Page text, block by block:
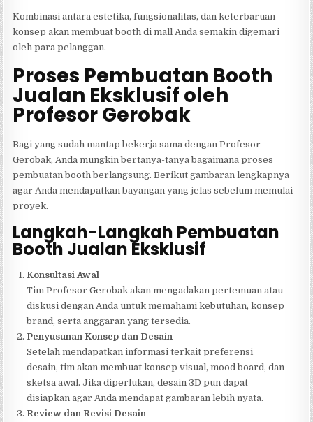
Kombinasi antara estetika, fungsionalitas, dan keterbaruan
konsep akan membuat booth di mall Anda semakin digemari
oleh para pelanggan.
Proses Pembuatan Booth
Jualan Eksklusif oleh
Profesor Gerobak
Bagi yang sudah mantap bekerja sama dengan Profesor
Gerobak, Anda mungkin bertanya-tanya bagaimana proses
pembuatan booth berlangsung. Berikut gambaran lengkapnya
agar Anda mendapatkan bayangan yang jelas sebelum memulai
proyek.
Langkah-Langkah Pembuatan
Booth Jualan Eksklusif
Konsultasi Awal
Tim Profesor Gerobak akan mengadakan pertemuan atau
diskusi dengan Anda untuk memahami kebutuhan, konsep
brand, serta anggaran yang tersedia.
Penyusunan Konsep dan Desain
Setelah mendapatkan informasi terkait preferensi
desain, tim akan membuat konsep visual, mood board, dan
sketsa awal. Jika diperlukan, desain 3D pun dapat
disiapkan agar Anda mendapat gambaran lebih nyata.
Review dan Revisi Desain